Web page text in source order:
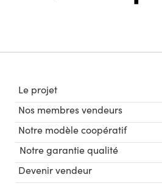
Le projet
Nos membres vendeurs
Notre modèle coopératif
Notre garantie qualité
Devenir vendeur